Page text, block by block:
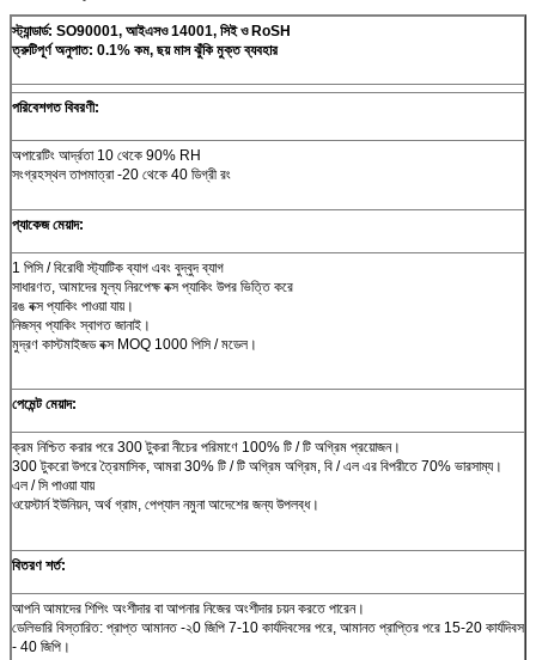
স্ট্যান্ডার্ড: SO90001, আইএসও 14001, সিই ও RoSH
ত্রুটিপূর্ণ অনুপাত: 0.1% কম, ছয় মাস ঝুঁকি মুক্ত ব্যবহার
পরিবেশগত বিবরণী:
অপারেটিং আর্দ্রতা 10 থেকে 90% RH
সংগ্রহস্থল তাপমাত্রা -20 থেকে 40 ডিগ্রী রং
প্যাকেজ মেয়াদ:
1 পিসি / বিরোধী স্ট্যাটিক ব্যাগ এবং বুদ্বুদ ব্যাগ
সাধারণত, আমাদের মূল্য নিরপেক্ষ বক্স প্যাকিং উপর ভিত্তি করে
রঙ বক্স প্যাকিং পাওয়া যায়।
নিজস্ব প্যাকিং স্বাগত জানাই।
মুদ্রণ কাস্টমাইজড বক্স MOQ 1000 পিসি / মডেল।
পেমেন্ট মেয়াদ:
ক্রম নিশ্চিত করার পরে 300 টুকরা নীচের পরিমাণে 100% টি / টি অগ্রিম প্রয়োজন।
300 টুকরো উপরে ত্রৈমাসিক, আমরা 30% টি / টি অগ্রিম অগ্রিম, বি / এল এর বিপরীতে 70% ভারসাম্য।
এল / সি পাওয়া যায়
ওয়েস্টার্ন ইউনিয়ন, অর্থ গ্রাম, পেপ্যাল ​​নমুনা আদেশের জন্য উপলব্ধ।
বিতরণ শর্ত:
আপনি আমাদের শিপিং অংশীদার বা আপনার নিজের অংশীদার চয়ন করতে পারেন।
ডেলিভারি বিস্তারিত: প্রাপ্ত আমানত -২0 জিপি 7-10 কার্যদিবসের পরে, আমানত প্রাপ্তির পরে 15-20 কার্যদিবস
- 40 জিপি।